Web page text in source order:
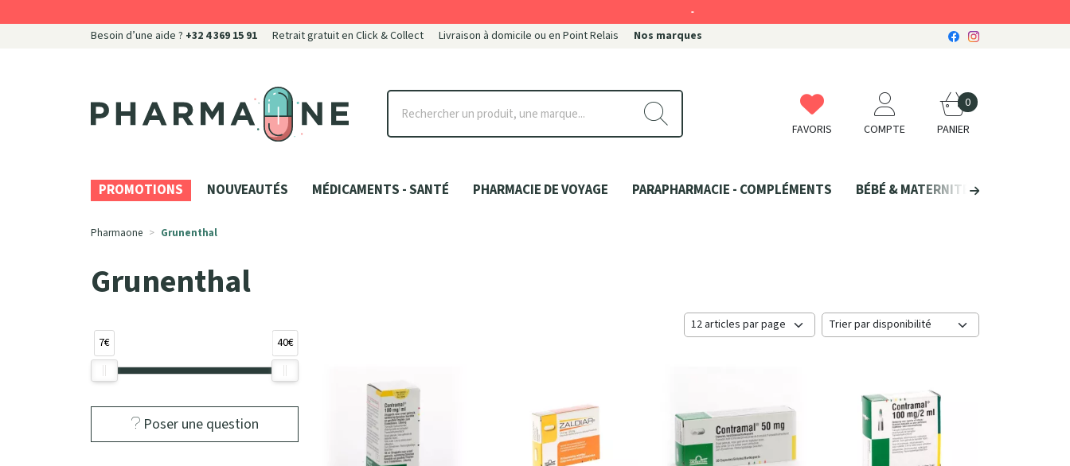
Besoin d’une aide ? +32 4 369 15 91 Retrait gratuit en Click & Collect Livraison à domicile ou en Point Relais Nos marques
Pharmaone Votre pharmacie en ligne à votre service FAVORIS COMPTE PANIER
0
PROMOTIONS NOUVEAUTÉS MÉDICAMENTS - SANTÉ PHARMACIE DE VOYAGE PARAPHARMACIE - COMPLÉMENTS BÉBÉ & MATERNITÉ
Pharmaone Grunenthal
Grunenthal
7€ 40€
Poser une question